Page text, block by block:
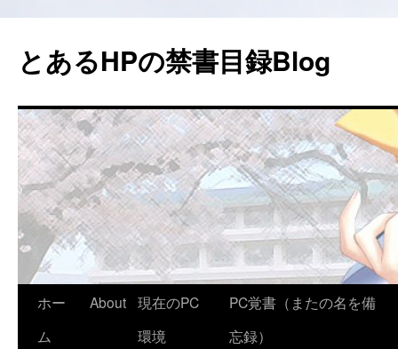
テ
ン
へ
ス
キ
ッ
とあるHPの禁書目録Blog
ホー
ム
About 現在のPC
環境
PC覚書（またの名を備
忘録）